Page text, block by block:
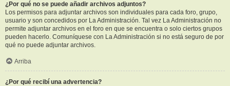
¿Por qué no se puede añadir archivos adjuntos?
Los permisos para adjuntar archivos son individuales para cada foro, grupo,
usuario y son concedidos por La Administración. Tal vez La Administración no
permite adjuntar archivos en el foro en que se encuentra o solo ciertos grupos
pueden hacerlo. Comuníquese con La Administración si no está seguro de por
qué no puede adjuntar archivos.
Arriba
¿Por qué recibí una advertencia?